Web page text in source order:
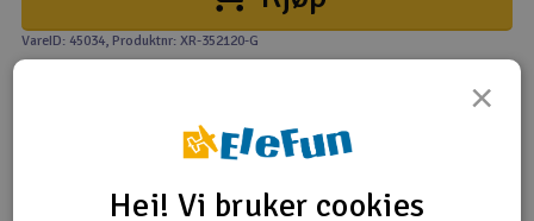
Modelljernbane
VareID: 45034, Produktnr: XR-352120-G
Produktinfo Tips en venn Anmeldelser
×
Hei! Vi bruker cookies